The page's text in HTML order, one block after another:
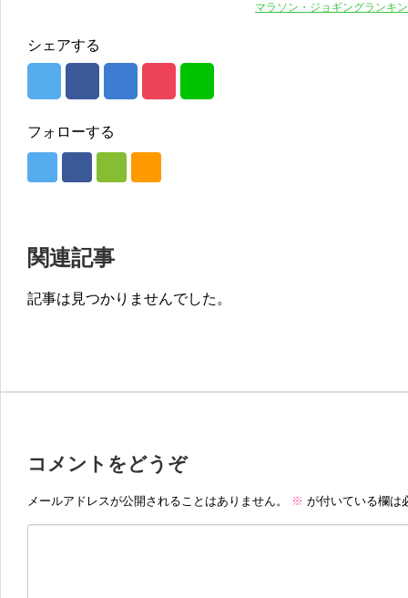
マラソン・ジョギングランキ
シェアする
フォローする
関連記事
記事は見つかりませんでした。
コメントをどうぞ
メールアドレスが公開されることはありません。 ※ が付いている欄は